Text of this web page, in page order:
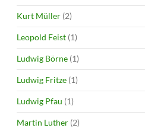
Kurt Müller (2)
Leopold Feist (1)
Ludwig Börne (1)
Ludwig Fritze (1)
Ludwig Pfau (1)
Martin Luther (2)